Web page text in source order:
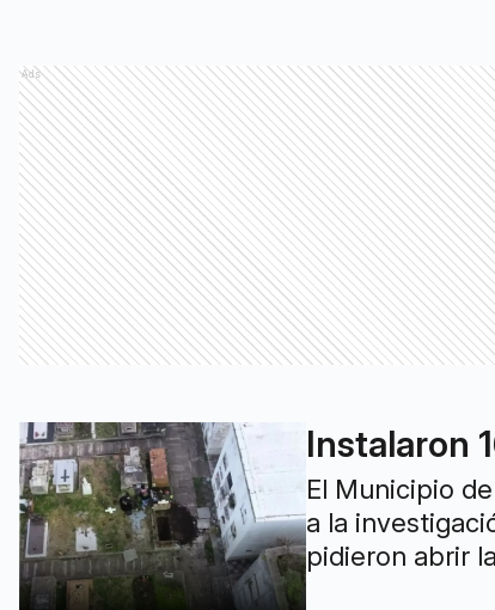
Ads
Instalaron
El Municipio
a la
pidieron abrir